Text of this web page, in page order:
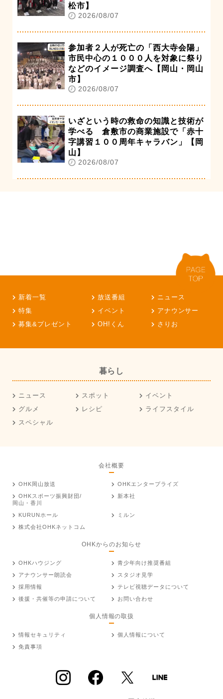
松市】
2026/08/07
参加者２人が死亡の「西大寺会陽」
市民中心の１０００人を対象に祭り
などのイメージ調査へ【岡山・岡山
市】
2026/08/07
いざという時の救命の知識と技術が
学べる 倉敷市の商業施設で「赤十
字講習１００周年キャラバン」【岡
山】
2026/08/07
新着一覧 放送番組
ニュース
特集
イベント
アナウンサー
募集&プレゼント
OH!くん さりお
暮らし
ニュース スポット
イベント
グルメ
レシピ
ライフスタイル
スペシャル
会社概要
OHK岡山放送
OHKエンタープライズ
OHKスポーツ振興財団/
岡山・香川
新本社
KURUNホール
ミルン
株式会社OHKネットコム
OHKからのお知らせ
OHKハウジング
青少年向け推奨番組
アナウンサー朗読会
スタジオ見学
採用情報
テレビ視聴データについて
後援・共催等の申請について
お問い合わせ
個人情報の取扱
情報セキュリティ
個人情報について
免責事項